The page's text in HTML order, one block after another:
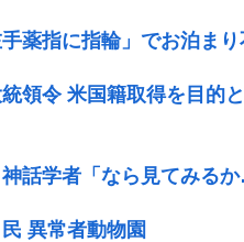
薬指に指輪」でお泊ま
領令 米国籍取得を目的
話学者「なら見てみるか
異常者動物園